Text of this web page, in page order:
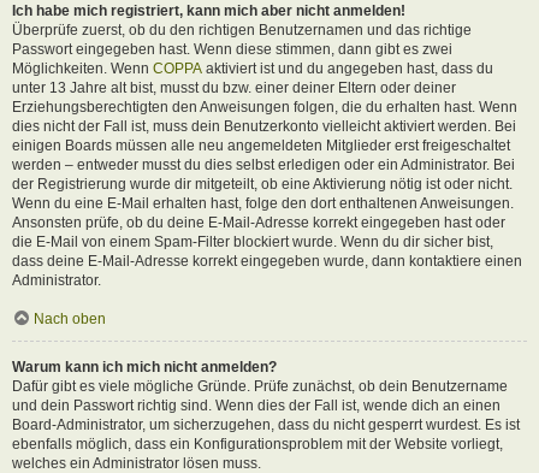
Ich habe mich registriert, kann mich aber nicht anmelden!
Überprüfe zuerst, ob du den richtigen Benutzernamen und das richtige
Passwort eingegeben hast. Wenn diese stimmen, dann gibt es zwei
Möglichkeiten. Wenn COPPA aktiviert ist und du angegeben hast, dass du
unter 13 Jahre alt bist, musst du bzw. einer deiner Eltern oder deiner
Erziehungsberechtigten den Anweisungen folgen, die du erhalten hast. Wenn
dies nicht der Fall ist, muss dein Benutzerkonto vielleicht aktiviert werden. Bei
einigen Boards müssen alle neu angemeldeten Mitglieder erst freigeschaltet
werden – entweder musst du dies selbst erledigen oder ein Administrator. Bei
der Registrierung wurde dir mitgeteilt, ob eine Aktivierung nötig ist oder nicht.
Wenn du eine E-Mail erhalten hast, folge den dort enthaltenen Anweisungen.
Ansonsten prüfe, ob du deine E-Mail-Adresse korrekt eingegeben hast oder
die E-Mail von einem Spam-Filter blockiert wurde. Wenn du dir sicher bist,
dass deine E-Mail-Adresse korrekt eingegeben wurde, dann kontaktiere einen
Administrator.
Nach oben
Warum kann ich mich nicht anmelden?
Dafür gibt es viele mögliche Gründe. Prüfe zunächst, ob dein Benutzername
und dein Passwort richtig sind. Wenn dies der Fall ist, wende dich an einen
Board-Administrator, um sicherzugehen, dass du nicht gesperrt wurdest. Es ist
ebenfalls möglich, dass ein Konfigurationsproblem mit der Website vorliegt,
welches ein Administrator lösen muss.